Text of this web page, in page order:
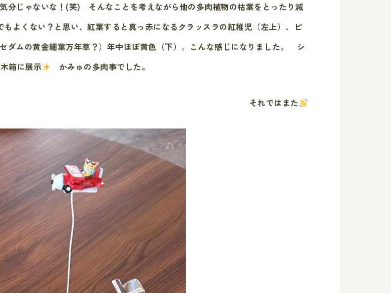
分じゃないな！(笑) そんなことを考えながら他の多肉植物の枯葉をとったり減
よくない？と思い、紅葉すると真っ赤になるクラッスラの紅稚児（左上）、ピ
ダムの黄金細葉万年草？）年中ほぼ黄色（下）。こんな感じになりました。 シ
箱に展示 かみゅの多肉事でした。
それではまた